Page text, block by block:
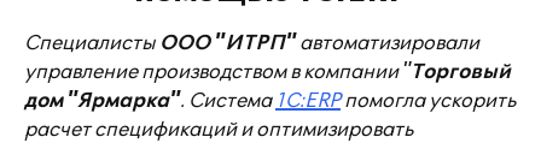
Специалисты ООО "ИТРП" автоматизировали
управление производством в компании "Торговый
дом "Ярмарка". Система 1С:ERPпомогла ускорить
расчет спецификаций и оптимизировать